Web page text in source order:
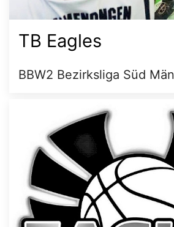
TB Eagles
BBW2 Bezirksliga Süd